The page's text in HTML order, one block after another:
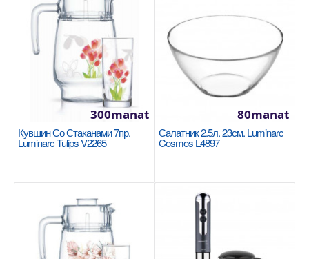
антипригарными с..
1500manat
Availability
В избранные
Кувшин Со Стаканами 7пр.
Luminarc Tulips V2265
300manat
Салатник 2.5л. 23см. Luminarc
Cosmos L4897
80manat